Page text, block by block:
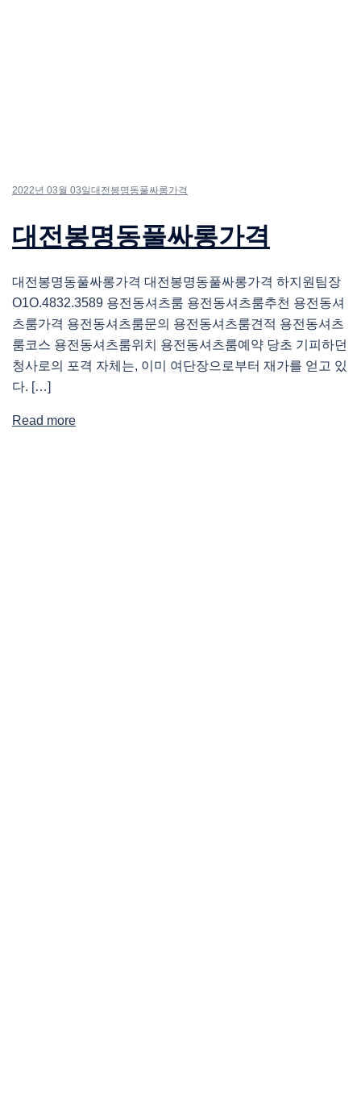
2022년 03월 03일 대전봉명동풀싸롱가격
대전봉명동풀싸롱가격
대전봉명동풀싸롱가격 대전봉명동풀싸롱가격 하지원팀장
O1O.4832.3589 용전동셔츠룸 용전동셔츠룸추천 용전동셔
츠룸가격 용전동셔츠룸문의 용전동셔츠룸견적 용전동셔츠
룸코스 용전동셔츠룸위치 용전동셔츠룸예약 당초 기피하던
청사로의 포격 자체는, 이미 여단장으로부터 재가를 얻고 있
다. […]
Read more